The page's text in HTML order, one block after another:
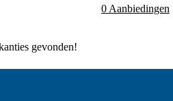
0 Aanbiedingen
gevonden!